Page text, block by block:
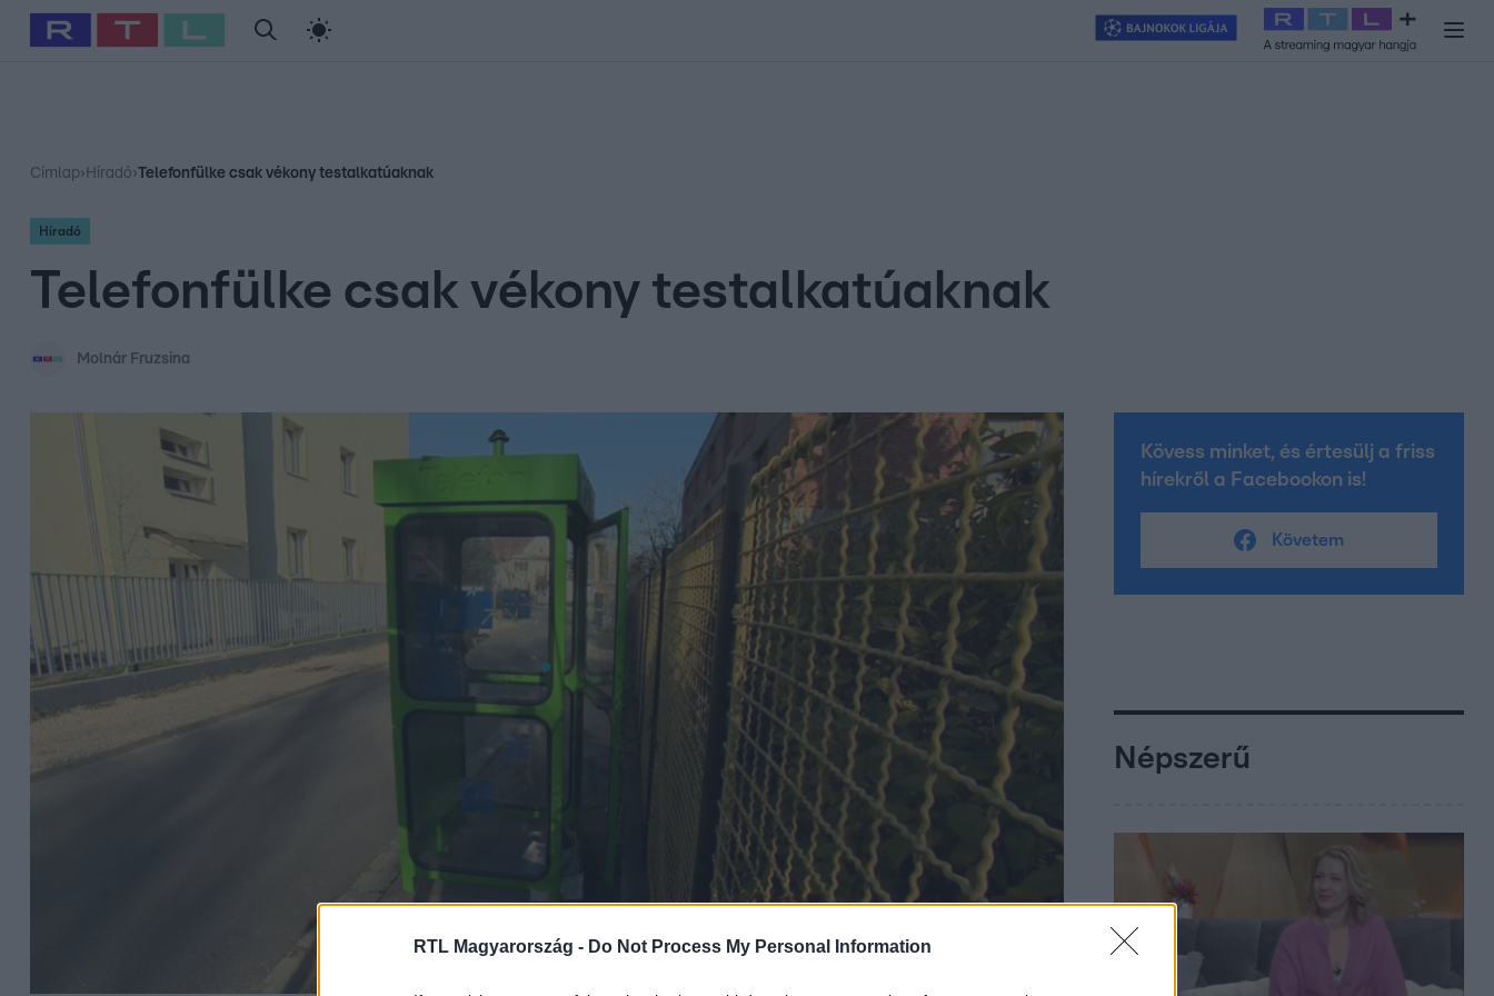
RTL Magyarország - Do Not Process My Personal Information
Babits Marcella Szellő István Most Wanted Exek csatája 2026 Celeb vagyok, ments ki innen
Címlap› Híradó›Telefonfülke csak vékony testalkatúaknak
Híradó
Telefonfülke csak vékony testalkatúaknak
Molnár Fruzsina
Kövess minket, és értesülj a friss
hírekről a Facebookon is!
Követem
Népszerű